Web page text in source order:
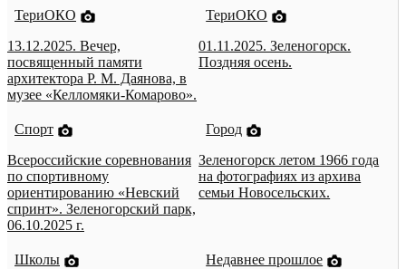
ТериОКО
13.12.2025. Вечер,
посвященный памяти
архитектора Р. М. Даянова, в
музее «Келломяки-Комарово».
ТериОКО
01.11.2025. Зеленогорск.
Поздняя осень.
Спорт
Всероссийские соревнования
по спортивному
ориентированию «Невский
спринт». Зеленогорский парк,
06.10.2025 г.
Город
Зеленогорск летом 1966 года
на фотографиях из архива
семьи Новосельских.
Школы
Недавнее прошлое